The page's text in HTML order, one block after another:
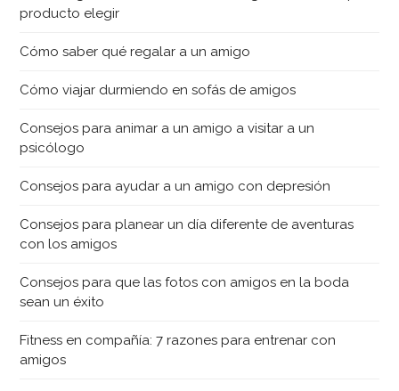
producto elegir
Cómo saber qué regalar a un amigo
Cómo viajar durmiendo en sofás de amigos
Consejos para animar a un amigo a visitar a un
psicólogo
Consejos para ayudar a un amigo con depresión
Consejos para planear un día diferente de aventuras
con los amigos
Consejos para que las fotos con amigos en la boda
sean un éxito
Fitness en compañía: 7 razones para entrenar con
amigos